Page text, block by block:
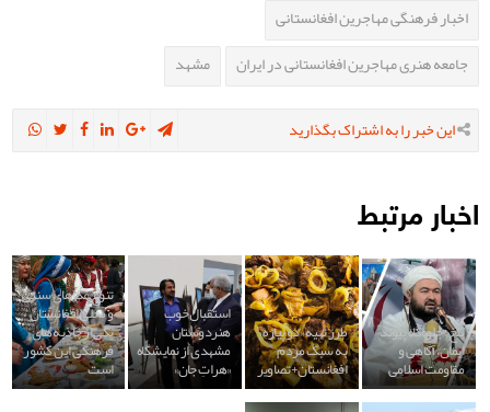
اخبار فرهنگی مهاجرین افغانستانی
جامعه هنری مهاجرین افغانستانی در ایران
مشهد
این خبر را به اشتراک بگذارید
اخبار مرتبط
بلخ؛ جلوه‌گاه پیوند
ایمان، آگاهی و
مقاومت اسلامی
طرز تهیه «دو پیازه»
به سبک مردم
افغانستان+تصاویر
استقبال خوب
هنردوستان
مشهدی از نمایشگاه
«هراتِ جان»
تنوع غذاهای سنتی
و محلی افغانستان
یکی از جاذبه های
فرهنگی این کشور
است